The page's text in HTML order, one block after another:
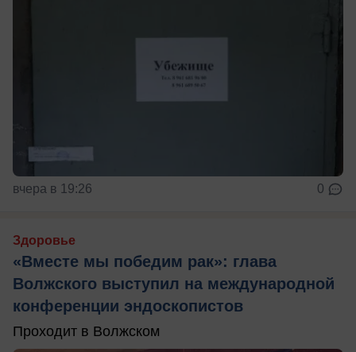
вчера в 19:26 0
Здоровье
«Вместе мы победим рак»: глава
Волжского выступил на международной
конференции эндоскопистов
Проходит в Волжском